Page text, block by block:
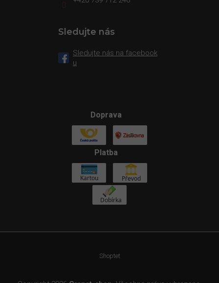
Sledujte nás
Sledujte nás na facebook
u
Doprava
Platba
Shoptet